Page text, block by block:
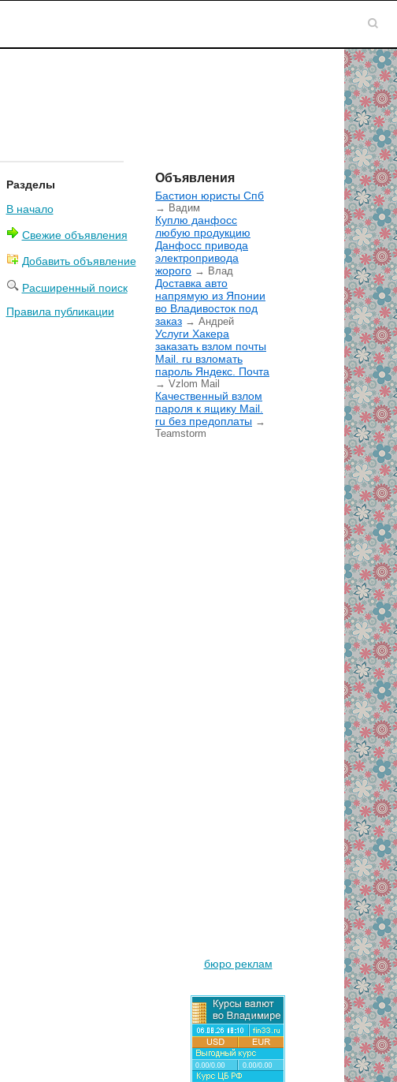
Разделы
В начало
Свежие объявления
Добавить объявление
Расширенный поиск
Правила публикации
Объявления
Бастион юристы Спб
→ Вадим
Куплю данфосс
любую продукцию
Данфосс привода
электропривода
жорого → Влад
Доставка авто
напрямую из Японии
во Владивосток под
заказ → Андрей
Услуги Хакера
заказать взлом почты
Mail. ru взломать
пароль Яндекс. Почта
→ Vzlom Mail
Качественный взлом
пароля к ящику Mail.
ru без предоплаты →
Teamstorm
бюро реклам